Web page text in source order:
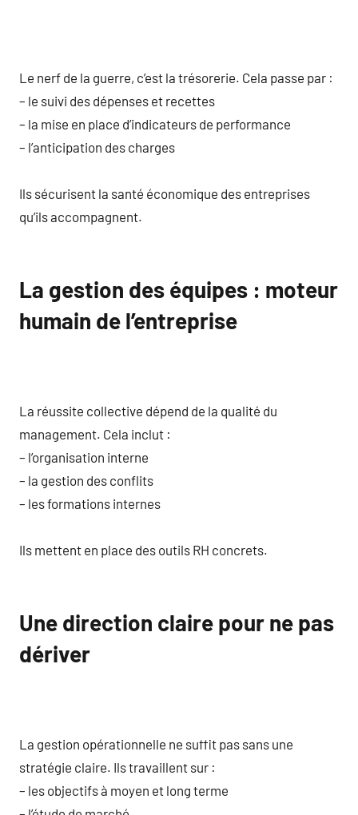
Le nerf de la guerre, c’est la trésorerie. Cela passe par :
– le suivi des dépenses et recettes
– la mise en place d’indicateurs de performance
– l’anticipation des charges
Ils sécurisent la santé économique des entreprises
qu’ils accompagnent.
La gestion des équipes : moteur
humain de l’entreprise
La réussite collective dépend de la qualité du
management. Cela inclut :
– l’organisation interne
– la gestion des conflits
– les formations internes
Ils mettent en place des outils RH concrets.
Une direction claire pour ne pas
dériver
La gestion opérationnelle ne suffit pas sans une
stratégie claire. Ils travaillent sur :
– les objectifs à moyen et long terme